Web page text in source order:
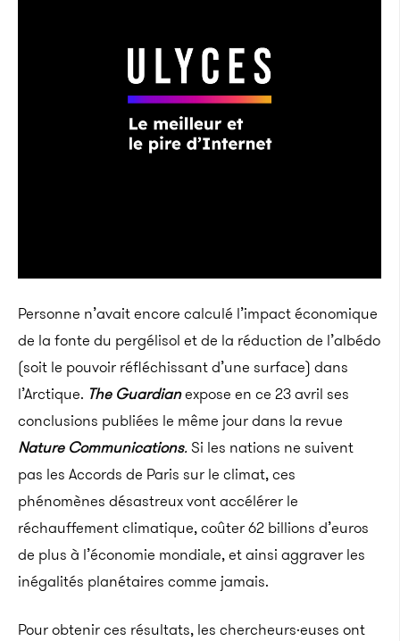
Personne n’avait encore calculé l’impact économique
de la fonte du pergélisol et de la réduction de l’albédo
(soit le pouvoir réfléchissant d’une surface) dans
l’Arctique. The Guardianexpose en ce 23 avril ses
conclusions publiées le même jour dans la revue
Nature Communications.Si les nations ne suivent
pas les Accords de Paris sur le climat, ces
phénomènes désastreux vont accélérer le
réchauffement climatique, coûter 62 billions d’euros
de plus à l’économie mondiale, et ainsi aggraver les
inégalités planétaires comme jamais.
Pour obtenir ces résultats, les chercheurs·euses ont